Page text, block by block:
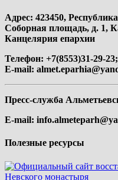
Адрес: 423450,
Соборная площадь, д. 1,
Канцелярия епархии
Телефон: +7(8553)31-29-23;
E-mail:
Пресс-служба
E-mail:
Полезные ресурсы